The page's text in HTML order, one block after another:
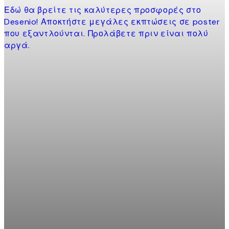
Εδώ θα βρείτε τις καλύτερες προσφορές στο
Desenio! Αποκτήστε μεγάλες εκπτώσεις σε poster
που εξαντλούνται. Προλάβετε πριν είναι πολύ
αργά.